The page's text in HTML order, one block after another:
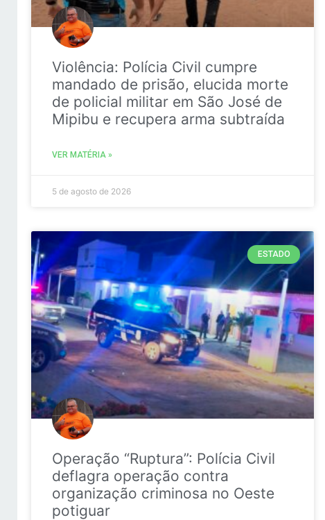
Violência: Polícia Civil cumpre
mandado de prisão, elucida morte
de policial militar em São José de
Mipibu e recupera arma subtraída
VER MATÉRIA »
5 de agosto de 2026
ESTADO
Operação “Ruptura”: Polícia Civil
deflagra operação contra
organização criminosa no Oeste
potiguar